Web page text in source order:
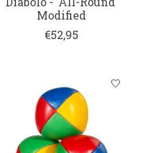
Modified
€52,95